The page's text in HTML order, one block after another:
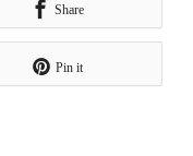
Share
Pin it